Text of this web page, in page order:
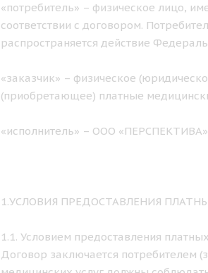
«потребитель» – физическое лицо,
соответствии с договором.
распространяется действие
«заказчик» – физическое
(приобретающее) платные
«исполнитель» – ООО
1.УСЛОВИЯ ПРЕДОСТАВЛЕНИЯ
1.1. Условием предоставления
Договор заключается потребителем